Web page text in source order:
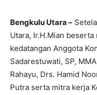
Bengkulu Utara –
Utara, Ir.H.Mian
kedatangan Anggota
Sadarestuwati, SP,
Rahayu, Drs. Hamid
Putra serta mitra kerja